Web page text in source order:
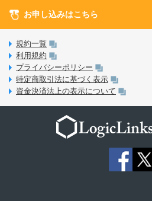
LINE年齢認証について
LinksStoreについて
3Dセキュアについて
未成年者の方のご契約
通信制限について
動作確認済み端末一覧
SIMロック解除ガイド
LinksMateのサービスについて
LPについて
おすすめプラン
お申し込み方法
あんさんぶるスターズ！！Music
お申し込みはこちら
規約一覧
利用規約
プライバシーポリシー
特定商取引法に基づく表示
資金決済法上の表示について